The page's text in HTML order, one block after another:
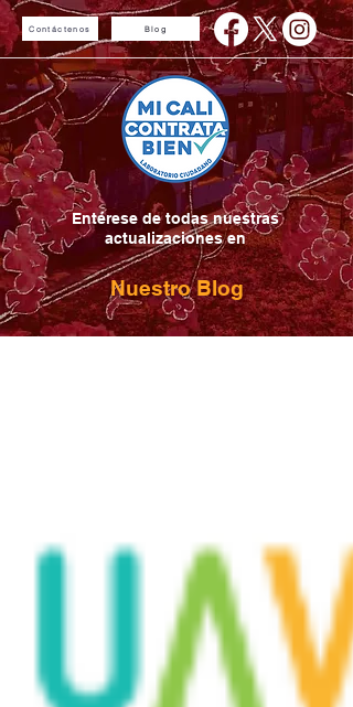
Contáctenos Blog
Entérese de todas nuestras
actualizaciones en
Nuestro Blog